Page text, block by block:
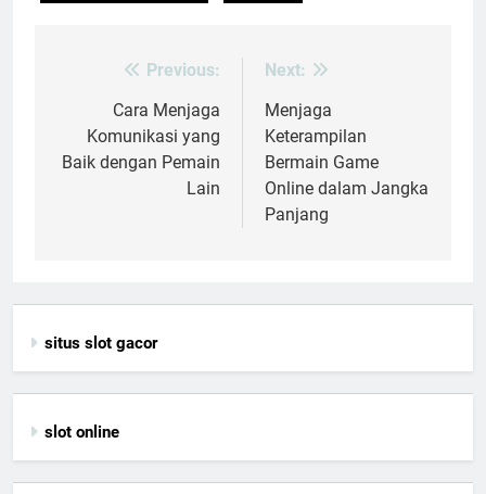
navigation
Previous:
Cara Menjaga
Komunikasi yang
Baik dengan Pemain
Lain
Next:
Menjaga
Keterampilan
Bermain Game
Online dalam Jangka
Panjang
situs slot gacor
slot online